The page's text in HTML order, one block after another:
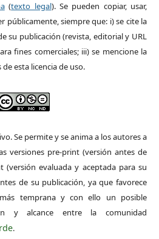
(texto legal). Se pueden copiar, usar,
públicamente, siempre que: i) se cite la
su publicación (revista, editorial y URL
fines comerciales; iii) se mencione la
esta licencia de uso.
Se permite y se anima a los autores a
versiones pre-print (versión antes de
(versión evaluada y aceptada para su
de su publicación, ya que favorece
temprana y con ello un posible
y alcance entre la comunidad
.